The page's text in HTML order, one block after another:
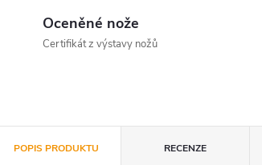
Oceněné nože
Certifikát z výstavy nožů
POPIS PRODUKTU RECENZE